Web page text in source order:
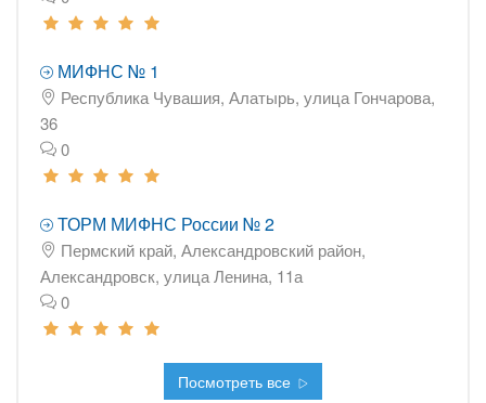
МИФНС № 1
Республика Чувашия, Алатырь, улица Гончарова,
36
0
ТОРМ МИФНС России № 2
Пермский край, Александровский район,
Александровск, улица Ленина, 11а
0
Посмотреть все